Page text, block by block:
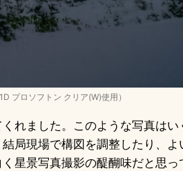
プロソフトン クリア(W)使用）
れました。このような写真はい
局現場で構図を調整したり、よ
星景写真撮影の醍醐味だと思っ